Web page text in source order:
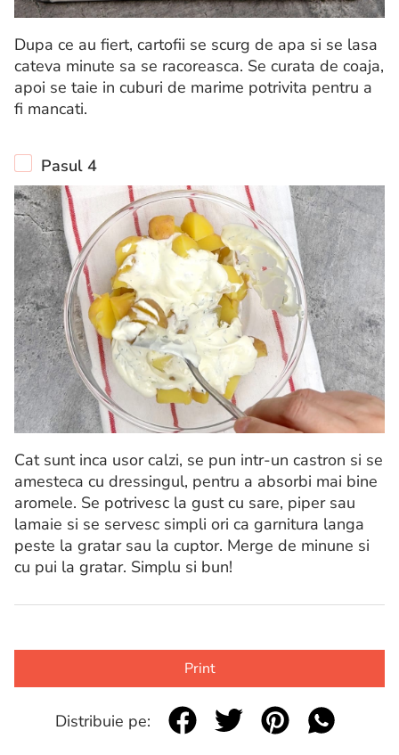
Dupa ce au fiert, cartofii se scurg de apa si se lasa
cateva minute sa se racoreasca. Se curata de coaja,
apoi se taie in cuburi de marime potrivita pentru a
fi mancati.
Pasul 4
Cat sunt inca usor calzi, se pun intr-un castron si se
amesteca cu dressingul, pentru a absorbi mai bine
aromele. Se potrivesc la gust cu sare, piper sau
lamaie si se servesc simpli ori ca garnitura langa
peste la gratar sau la cuptor. Merge de minune si
cu pui la gratar. Simplu si bun!
Print
Distribuie pe: